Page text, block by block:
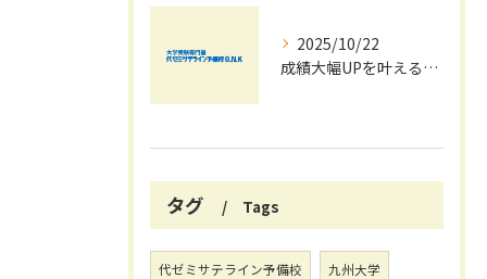
2025/10/22
成績大幅UPを叶える秋の効率学習法
タグ Tags
代ゼミサテライン予備校 九州大学